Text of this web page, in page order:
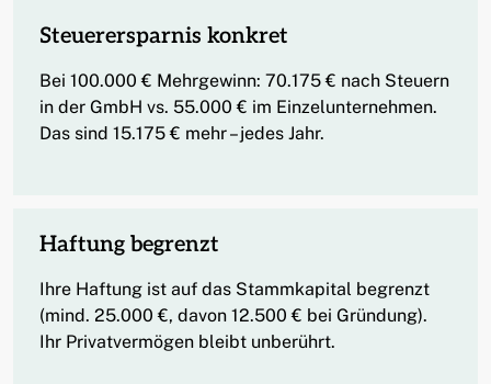
Steuerersparnis konkret
Bei 100.000 € Mehrgewinn: 70.175 € nach Steuern
in der GmbH vs. 55.000 € im Einzelunternehmen.
Das sind 15.175 € mehr – jedes Jahr.
Haftung begrenzt
Ihre Haftung ist auf das Stammkapital begrenzt
(mind. 25.000 €, davon 12.500 € bei Gründung).
Ihr Privatvermögen bleibt unberührt.